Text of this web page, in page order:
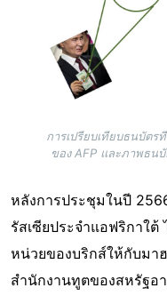
การเปรียบเทียบธนบัต
ของ AFP และภาพธน
หลังการประชุมในปี
รัสเซียประจำแอฟริกาใต้
หน่วยของบริกส์ให้กับมา
สำนักงานทูตของสหรัฐอ